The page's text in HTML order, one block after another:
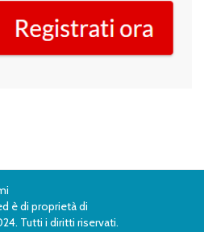
è di proprietà di
Tutti i diritti riservati.